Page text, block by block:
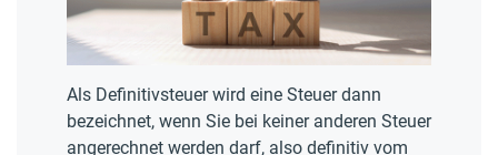
Als Definitivsteuer wird eine Steuer dann
bezeichnet, wenn Sie bei keiner anderen Steuer
angerechnet werden darf, also definitiv vom